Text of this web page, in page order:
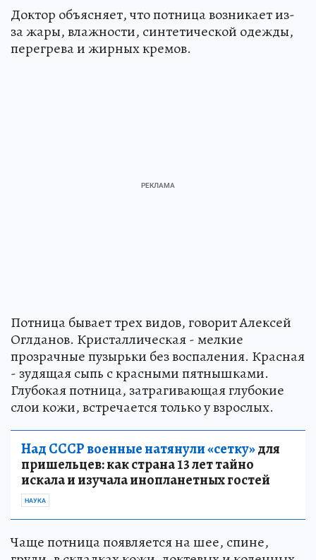
Доктор объясняет, что потница возникает из-
за жары, влажности, синтетической одежды,
перегрева и жирных кремов.
Потница бывает трех видов, говорит Алексей
Оглданов. Кристаллическая - мелкие
прозрачные пузырьки без воспаления. Красная
- зудящая сыпь с красными пятнышками.
Глубокая потница, затрагивающая глубокие
слои кожи, встречается только у взрослых.
Над СССР военные натянули «сетку»для
пришельцев: как страна 13 лет тайно
искала и изучала инопланетных гостей
НАУКА
Чаще потница появляется на шее, спине,